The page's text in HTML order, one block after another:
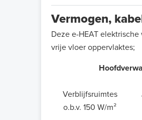
Vermogen,
Deze e-HEAT
vrije vloer oppervlaktes;
Verblijfsruimtes
o.b.v. 150 W/m²